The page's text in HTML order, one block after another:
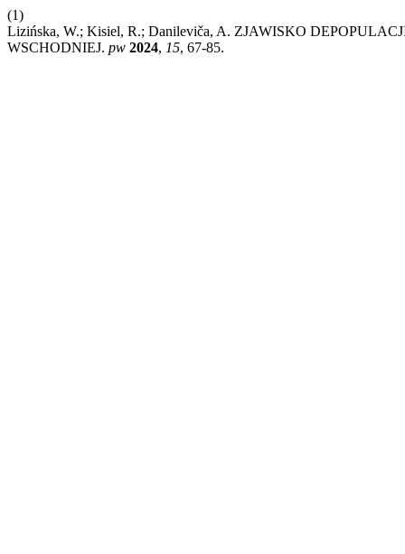
(1)
Lizińska, W.; Kisiel, R.; Danileviča, A. ZJAWISKO
WSCHODNIEJ. pw 2024, 15, 67-85.